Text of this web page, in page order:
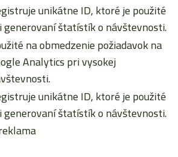
unikátne ID, ktoré je použité
generovaní štatístík o návštevnosti.
na obmedzenie požiadavok na
Analytics pri vysokej
unikátne ID, ktoré je použité
generovaní štatístík o návštevnosti.